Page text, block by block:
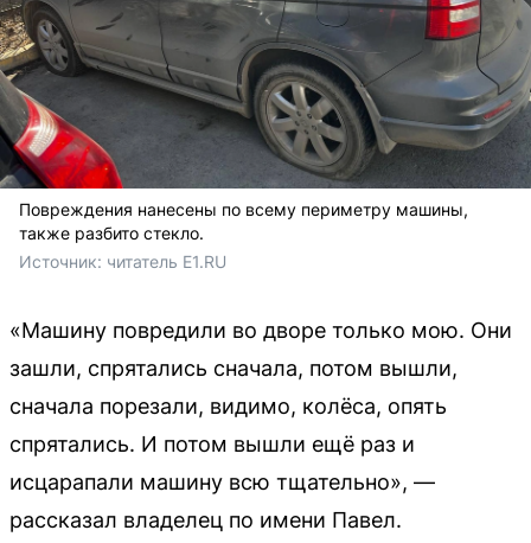
Повреждения нанесены по всему периметру машины,
также разбито стекло.
Источник: читатель E1.RU
«Машину повредили во дворе только мою. Они
зашли, спрятались сначала, потом вышли,
сначала порезали, видимо, колёса, опять
спрятались. И потом вышли ещё раз и
исцарапали машину всю тщательно», —
рассказал владелец по имени Павел.